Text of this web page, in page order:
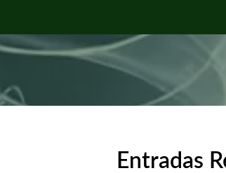
Entradas